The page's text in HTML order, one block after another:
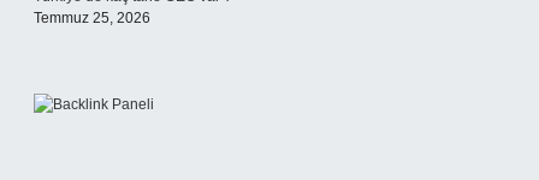
Temmuz 25, 2026